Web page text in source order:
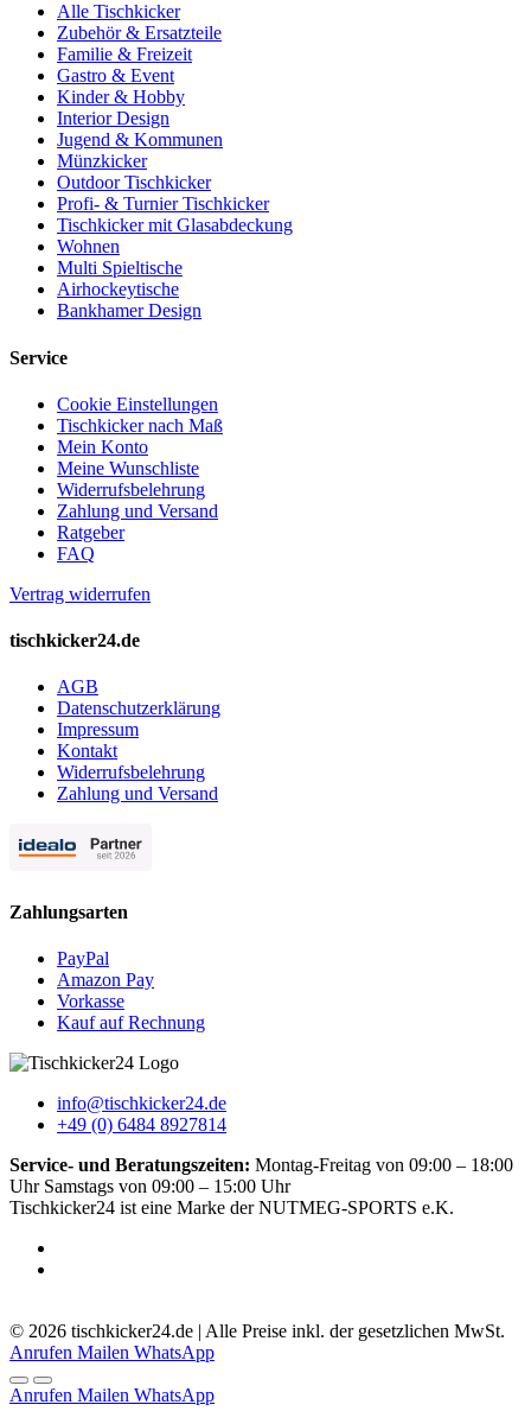
Alle Tischkicker
Zubehör & Ersatzteile
Familie & Freizeit
Gastro & Event
Kinder & Hobby
Interior Design
Jugend & Kommunen
Münzkicker
Outdoor Tischkicker
Profi- & Turnier Tischkicker
Tischkicker mit Glasabdeckung
Wohnen
Multi Spieltische
Airhockeytische
Bankhamer Design
Service
Cookie Einstellungen
Tischkicker nach Maß
Mein Konto
Meine Wunschliste
Widerrufsbelehrung
Zahlung und Versand
Ratgeber
FAQ
Vertrag widerrufen
tischkicker24.de
AGB
Datenschutzerklärung
Impressum
Kontakt
Widerrufsbelehrung
Zahlung und Versand
Zahlungsarten
PayPal
Amazon Pay
Vorkasse
Kauf auf Rechnung
info@tischkicker24.de
+49 (0) 6484 8927814
Service- und Beratungszeiten: Montag-Freitag von 09:00 – 18:00
Uhr Samstags von 09:00 – 15:00 Uhr
Tischkicker24 ist eine Marke der NUTMEG-SPORTS e.K.
© 2026 tischkicker24.de | Alle Preise inkl. der gesetzlichen MwSt.
Anrufen Mailen WhatsApp
Anrufen Mailen WhatsApp